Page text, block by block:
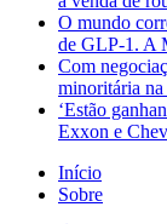
O mundo
de GLP-1. A
Com
minoritária
‘Estão
Exxon e
Início
Sobre